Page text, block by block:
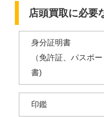
店頭買取に必要
身分証明書
（免許証、パスポ
書)
印鑑